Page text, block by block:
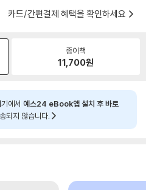
카드/간편결제 혜택을 확인하세요
종이책
11,700원
에서 예스24 eBook앱 설치 후 바로
되지 않습니다.